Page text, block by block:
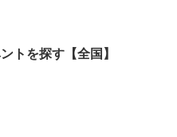
トを探す【全国】